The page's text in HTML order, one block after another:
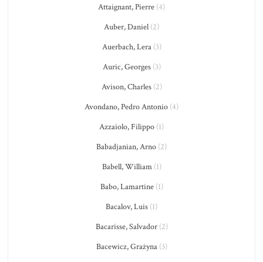
Attaignant, Pierre (4)
Auber, Daniel (2)
Auerbach, Lera(3)
Auric, Georges(3)
Avison, Charles(2)
Avondano, Pedro Antonio (4)
Azzaiolo, Filippo (1)
Babadjanian, Arno (2)
Babell, William(1)
Babo, Lamartine(1)
Bacalov, Luis (1)
Bacarisse, Salvador(2)
Bacewicz, Grażyna(3)